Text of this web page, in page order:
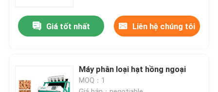
Yêu cầu báo giá
máy phân loại màu hạt
Giá tốt nhất Liên hệ chúng tôi
Máy phân loại hạt hồng ngoại
MOQ：1